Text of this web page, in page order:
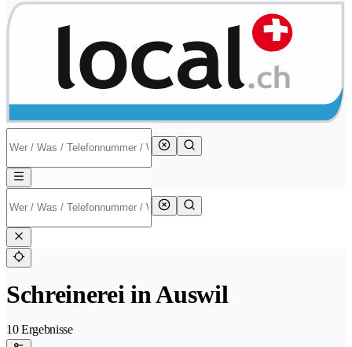
Schreinerei in Auswil
10 Ergebnisse